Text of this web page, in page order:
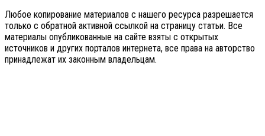
Любое копирование материалов с нашего ресурса разрешается
только с обратной активной ссылкой на страницу статьи. Все
материалы опубликованные на сайте взяты с открытых
источников и других порталов интернета, все права на авторство
принадлежат их законным владельцам.